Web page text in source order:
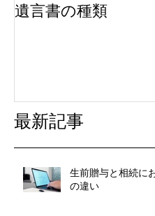
遺言書の種類
最新記事
生前贈与と相続に
の違い